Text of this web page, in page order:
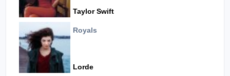
Taylor Swift
Royals
Lorde